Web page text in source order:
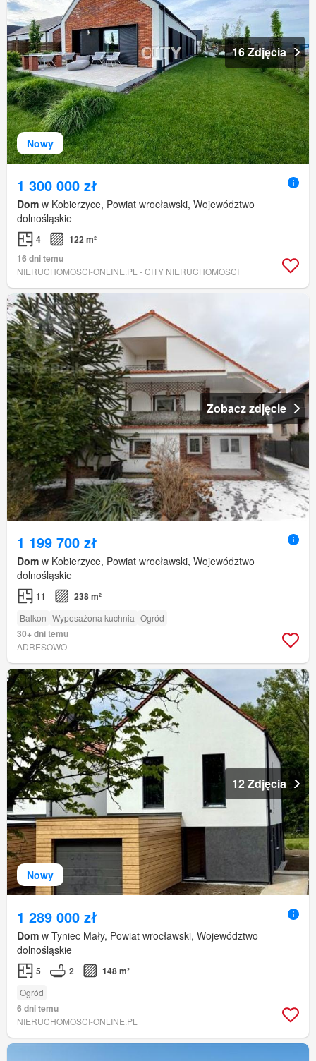
Nowy
16 Zdjęcia
1 300 000 zł
Dom w Kobierzyce, Powiat wrocławski, Województwo
dolnośląskie
4
122 m²
16 dni temu
NIERUCHOMOSCI-ONLINE.PL - CITY NIERUCHOMOSCI
Zobacz zdjęcie
1 199 700 zł
Dom w Kobierzyce, Powiat wrocławski, Województwo
dolnośląskie
11 238 m²
Balkon Wyposażona kuchnia Ogród
30+ dni temu
ADRESOWO
Nowy
12 Zdjęcia
1 289 000 zł
Dom w Tyniec Mały, Powiat wrocławski, Województwo
dolnośląskie
5 2 148 m²
Ogród
6 dni temu
NIERUCHOMOSCI-ONLINE.PL